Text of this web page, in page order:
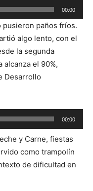
00:00
pusieron paños fríos.
algo lento, con el
la segunda
alcanza el 90%,
Desarrollo
00:00
y Carne, fiestas
como trampolín
de dificultad en